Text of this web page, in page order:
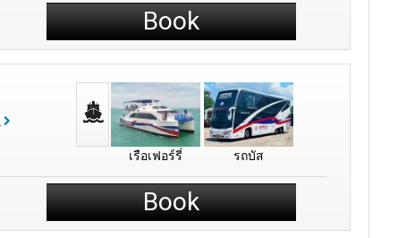
Book
เรือเฟอร์รี่ รถบัส
Book